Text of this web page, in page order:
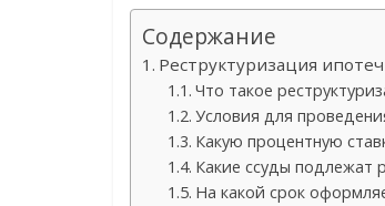
Содержание
Реструктуризация
Что такое
Условия для
Какую процентную
Какие ссуды подлежат
На какой срок